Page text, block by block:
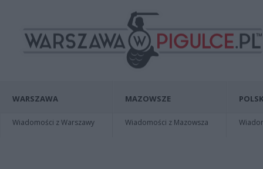
WARSZAWA
Wiadomości z Warszawy
MAZOWSZE
Wiadomości z Mazowsza